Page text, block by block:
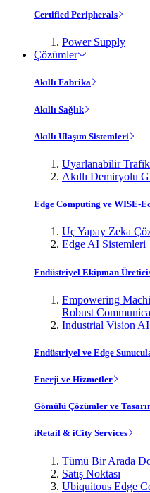
Certified Peripherals
Power Supply
Çözümler
Akıllı Fabrika
Akıllı Sağlık
Akıllı Ulaşım Sistemleri
Uyarlanabilir
Akıllı Demiryolu
Edge Computing ve WISE-
Uç Yapay Zeka
Edge AI Sistemleri
Endüstriyel Ekipman
Empowering
Robust
Industrial Vision
Endüstriyel ve Edge
Enerji ve Hizmetler
Gömülü Çözümler ve
iRetail & iCity Services
Tümü Bir Arada
Satış Noktası
Ubiquitous Edge